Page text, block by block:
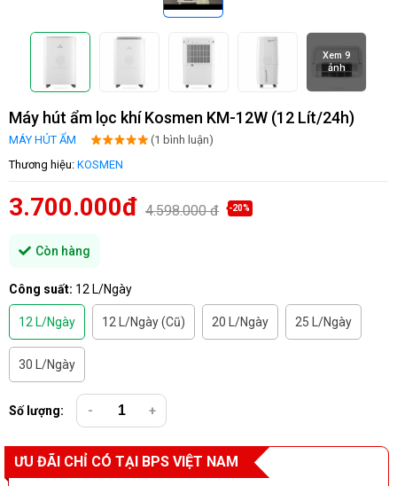
Xem 9
ảnh
Máy hút ẩm lọc khí Kosmen KM-12W (12 Lít/24h)
MÁY HÚT ẨM
(1 bình luận)
Thương hiệu: KOSMEN
3.700.000đ 4.598.000 đ -20%
Còn hàng
Công suất: 12 L/Ngày
12 L/Ngày 12 L/Ngày (Cũ) 20 L/Ngày 25 L/Ngày
30 L/Ngày
Số lượng: - +
ƯU ĐÃI CHỈ CÓ TẠI BPS VIỆT NAM